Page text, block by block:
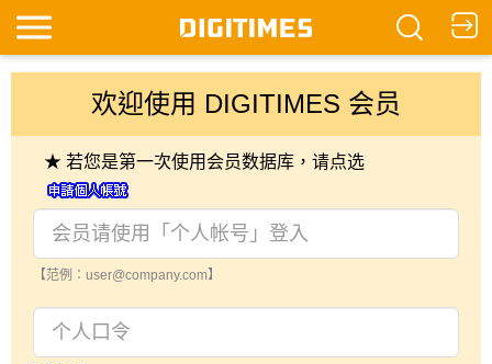
欢迎使用 DIGITIMES 会员
★ 若您是第一次使用会员数据库，请点选
【范例：user@company.com】